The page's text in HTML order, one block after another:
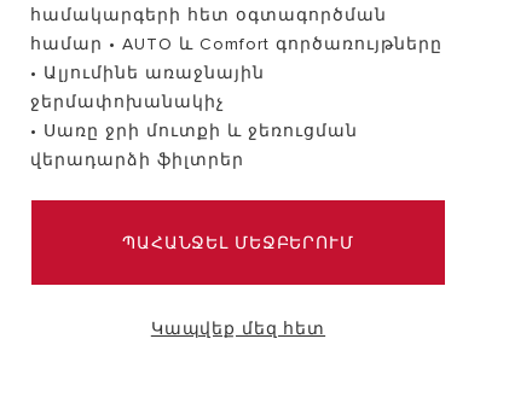
համակարգերի հետ օգտագործման
համար • AUTO և Comfort գործառույթները
• Ալյումինե առաջնային
ջերմափոխանակիչ
• Սառը ջրի մուտքի և ջեռուցման
վերադարձի ֆիլտրեր
ՊԱՀԱՆՋԵԼ ՄԵՋԲԵՐՈՒՄ
Կապվեք մեզ հետ